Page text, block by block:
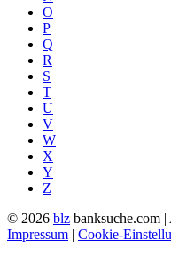
O
P
Q
R
S
T
U
V
W
X
Y
Z
© 2026 blz banksuche.com
Impressum | Cookie-